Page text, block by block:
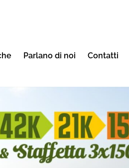
Parlano di noi Contatti